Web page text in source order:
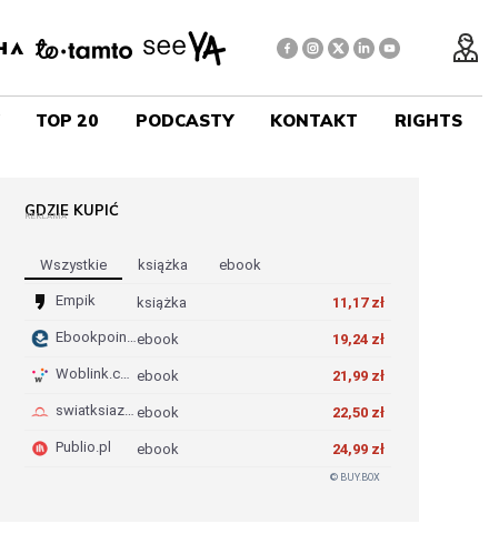
TOP 20 PODCASTY KONTAKT RIGHTS
GDZIE KUPIĆ
REKLAMA
Wszystkie Książka Ebook
Empik książka 11,17 zł
Ebookpoint.pl ebook 19,24 zł
Woblink.com ebook 21,99 zł
swiatksiazki.pl ebook 22,50 zł
Publio.pl ebook 24,99 zł
© BUY.BOX